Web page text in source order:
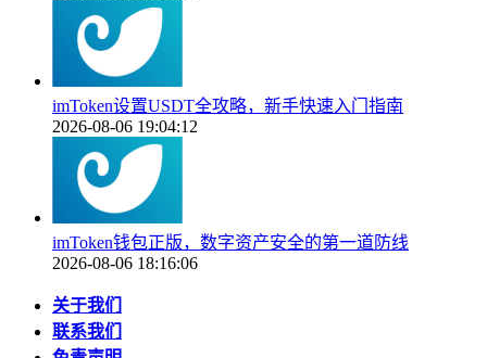
imToken设置USDT全攻略，新手快速入门指南
2026-08-06 19:04:12
imToken钱包正版，数字资产安全的第一道防线
2026-08-06 18:16:06
关于我们
联系我们